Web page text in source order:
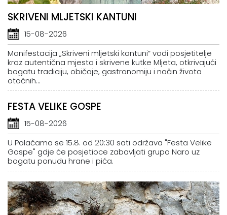
SKRIVENI MLJETSKI KANTUNI
15-08-2026
Manifestacija „Skriveni mljetski kantuni“ vodi posjetitelje
kroz autentična mjesta i skrivene kutke Mljeta, otkrivajući
bogatu tradiciju, običaje, gastronomiju i način života
otočnih...
FESTA VELIKE GOSPE
15-08-2026
U Polačama se 15.8. od 20:30 sati održava "Festa Velike
Gospe" gdje će posjetioce zabavljati grupa Naro uz
bogatu ponudu hrane i pića.